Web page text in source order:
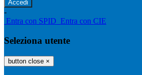
-
Entra con SPID Entra con CIE
Seleziona utente
button close ×